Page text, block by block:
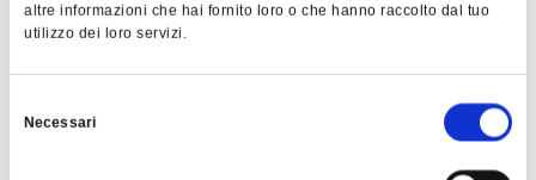
altre informazioni che hai fornito loro o che hanno raccolto dal tuo
utilizzo dei loro servizi.
delNecessari
Il periodo di conservazione dei dati per la
presente finalità è di 24 mesi;
Natura del conferimento